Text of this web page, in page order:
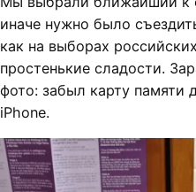
иначе нужно было
как на выборах
простенькие сладости.
фото: забыл карту памяти
iPhone.